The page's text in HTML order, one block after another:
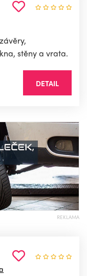
stěny a vrata.
DETAIL
REKLAMA